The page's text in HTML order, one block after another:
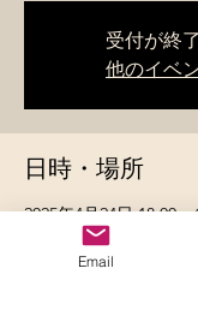
受付が終
他のイベ
日時・場所
2025年4月24日 18:00 –
久留米市, 日本、〒
Email